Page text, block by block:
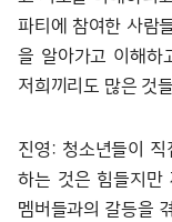
파티에 참여한 사람
을 알아가고 이해하
저희끼리도 많은 것
진영: 청소년들이
하는 것은 힘들지만
멤버들과의 갈등을